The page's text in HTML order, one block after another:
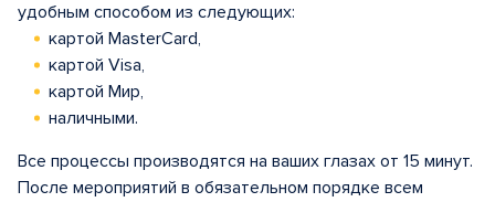
удобным способом из следующих:
картой MasterCard,
картой Visa,
картой Мир,
наличными.
Все процессы производятся на ваших глазах от 15 минут.
После мероприятий в обязательном порядке всем